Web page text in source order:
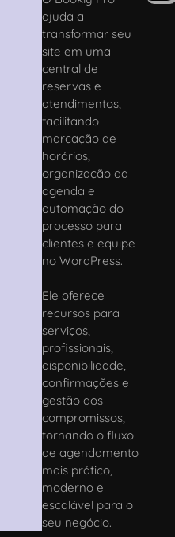
ajuda a
transformar seu
site em uma
central de
reservas e
atendimentos,
facilitando
marcação de
horários,
organização da
agenda e
automação do
processo para
clientes e equipe
no WordPress.
Ele oferece
recursos para
serviços,
profissionais,
disponibilidade,
confirmações e
gestão dos
compromissos,
tornando o fluxo
de agendamento
mais prático,
moderno e
escalável para o
seu negócio.